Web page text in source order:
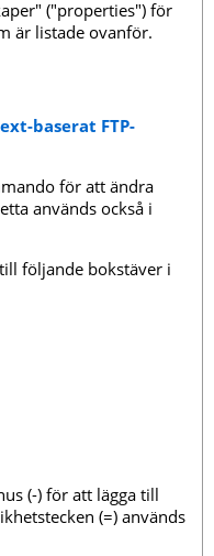
("properties") för
är listade ovanför.
baserat FTP-
för att ändra
används också i
följande bokstäver i
(-) för att lägga till
(=) används